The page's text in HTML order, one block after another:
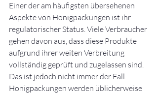
Einer der am häufigsten übersehenen
Aspekte von Honigpackungen ist ihr
regulatorischer Status. Viele Verbraucher
gehen davon aus, dass diese Produkte
aufgrund ihrer weiten Verbreitung
vollständig geprüft und zugelassen sind.
Das ist jedoch nicht immer der Fall.
Honigpackungen werden üblicherweise